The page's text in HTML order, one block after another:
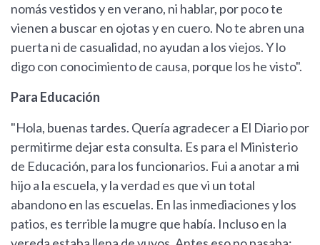
nomás vestidos y en verano, ni hablar, por poco te
vienen a buscar en ojotas y en cuero. No te abren una
puerta ni de casualidad, no ayudan a los viejos. Y lo
digo con conocimiento de causa, porque los he visto".
Para Educación
"Hola, buenas tardes. Quería agradecer a El Diario por
permitirme dejar esta consulta. Es para el Ministerio
de Educación, para los funcionarios. Fui a anotar a mi
hijo a la escuela, y la verdad es que vi un total
abandono en las escuelas. En las inmediaciones y los
patios, es terrible la mugre que había. Incluso en la